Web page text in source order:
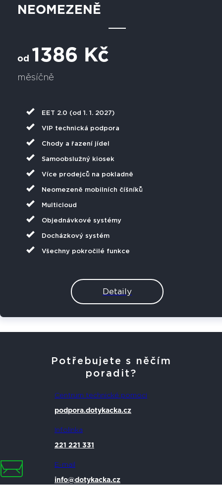
NEOMEZENĚ
od 1386 Kč
měsíčně
EET 2.0 (od 1. 1. 2027)
VIP technická podpora
Chody a řazení jídel
Samoobslužný kiosek
Více prodejců na pokladně
Neomezeně mobilních číšníků
Multicloud
Objednávkové systémy
Docházkový systém
Všechny pokročilé funkce
Detaily
Potřebujete s něčím
poradit?
Centrum technické pomoci
podpora.dotykacka.cz
Infolinka
221 221 331
E-mail
info@dotykacka.cz